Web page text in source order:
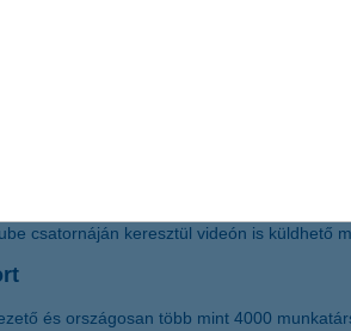
csatornáján keresztül videón is küldhető
és országosan több mint 4000